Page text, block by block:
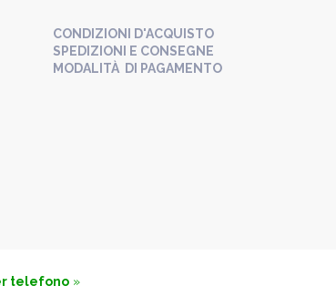
CONDIZIONI D'ACQUISTO
SPEDIZIONI E CONSEGNE
MODALITÀ DI PAGAMENTO
telefono»